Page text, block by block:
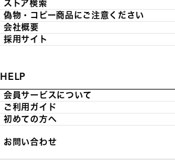
ストア検索
偽物・コピー商品にご注意ください
会社概要
採用サイト
HELP
会員サービスについて
ご利用ガイド
初めての方へ
お問い合わせ